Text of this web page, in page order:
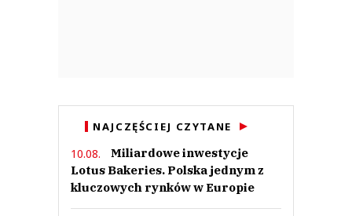
NAJCZĘŚCIEJ CZYTANE
10.08.
Miliardowe inwestycje
Lotus Bakeries. Polska jednym z
kluczowych rynków w Europie